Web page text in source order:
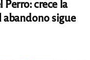
crece la
sigue